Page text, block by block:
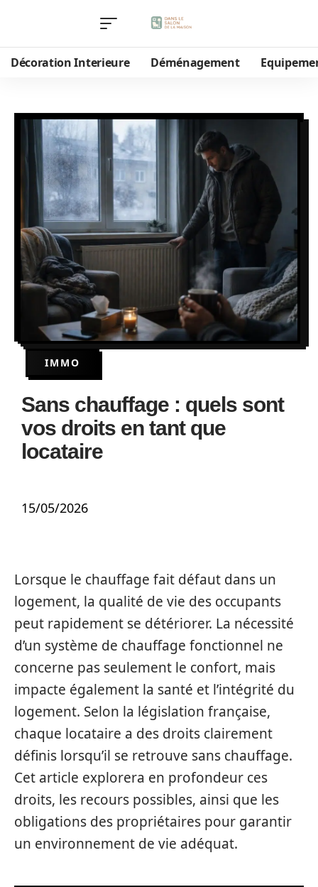
Décoration Interieure Déménagement
IMMO
Sans chauffage : quels sont
vos droits en tant que
locataire
15/05/2026
Lorsque le chauffage fait défaut dans un
logement, la qualité de vie des occupants
peut rapidement se détériorer. La nécessité
d’un système de chauffage fonctionnel ne
concerne pas seulement le confort, mais
impacte également la santé et l’intégrité du
logement. Selon la législation française,
chaque locataire a des droits clairement
définis lorsqu’il se retrouve sans chauffage.
Cet article explorera en profondeur ces
droits, les recours possibles, ainsi que les
obligations des propriétaires pour garantir
un environnement de vie adéquat.